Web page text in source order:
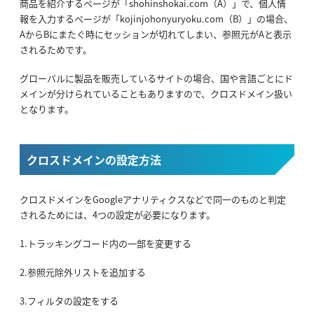
商品を紹介するページが「shohinshokai.com（A）」で、個人情
報を入力するページが「kojinjohonyuryoku.com（B）」の場合、
AからBにまたぐ時にセッションが切れてしまい、参照元がAと表示
されるためです。
グローバルに製品を販売しているサイトの場合、国や言語ごとにド
メインが分けられていることもありますので、クロスドメイン扱い
となります。
クロスドメインの設定方法
クロスドメインをGoogleアナリティクスなどで同一のものと判定
されるためには、4つの設定が必要になります。
1.トラッキングコード内の一部を変更する
2.参照元除外リストを追加する
3.フィルタの設定をする